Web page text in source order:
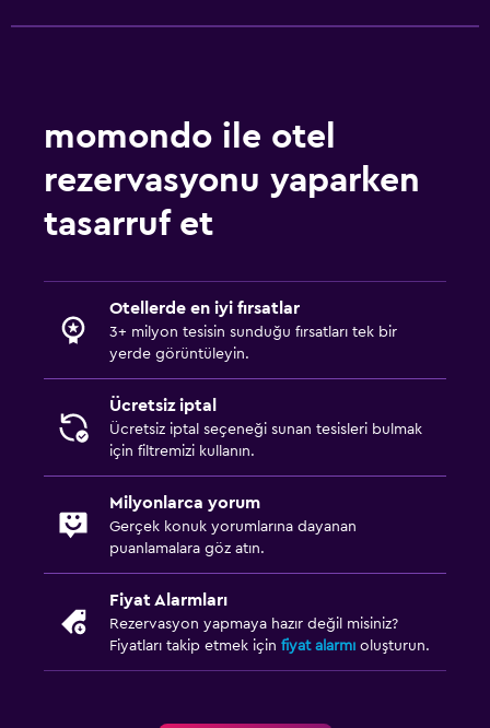
momondo ile otel
rezervasyonu yaparken
tasarruf et
Otellerde en iyi fırsatlar
3+ milyon tesisin sunduğu fırsatları tek bir
yerde görüntüleyin.
Ücretsiz iptal
Ücretsiz iptal seçeneği sunan tesisleri bulmak
için filtremizi kullanın.
Milyonlarca yorum
Gerçek konuk yorumlarına dayanan
puanlamalara göz atın.
Fiyat Alarmları
Rezervasyon yapmaya hazır değil misiniz?
Fiyatları takip etmek için fiyat alarmı oluşturun.